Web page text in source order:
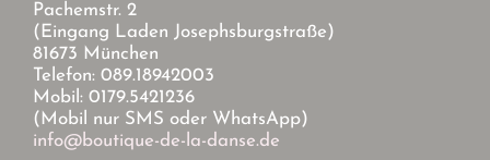
Pachemstr. 2
(Eingang Laden Josephsburgstraße)
81673 München
Telefon: 089.18942003
Mobil: 0179.5421236
(Mobil nur SMS oder WhatsApp)
info@boutique-de-la-danse.de